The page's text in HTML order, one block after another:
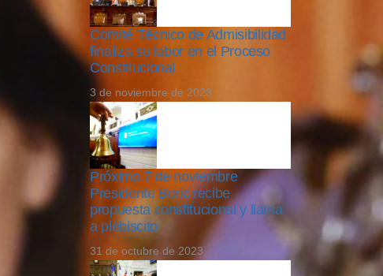
Comité Técnico de Admisibilidad
finaliza su labor en el Proceso
Constitucional
3 de noviembre de 2023
Próximo 7 de noviembre
Presidente Boric recibe
propuesta constitucional y llama
a plebiscito
31 de octubre de 2023